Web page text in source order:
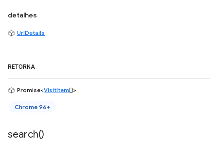
detalhes
UrlDetails
RETORNA
Promise<VisitItem[]>
Chrome 96+
search()